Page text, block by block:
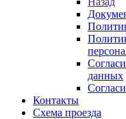
данных
Контакты
Схема проезда